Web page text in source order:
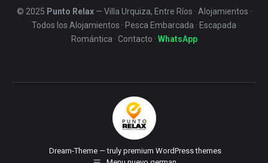
© 2025 Punto Relax— Villa Urquiza, Entre Ríos · Alojamientos ·
Todos los Alojamientos · Pesca Embarcada · Escapada
Romántica · Contacto · WhatsApp
Dream-Theme — truly premium WordPress themes